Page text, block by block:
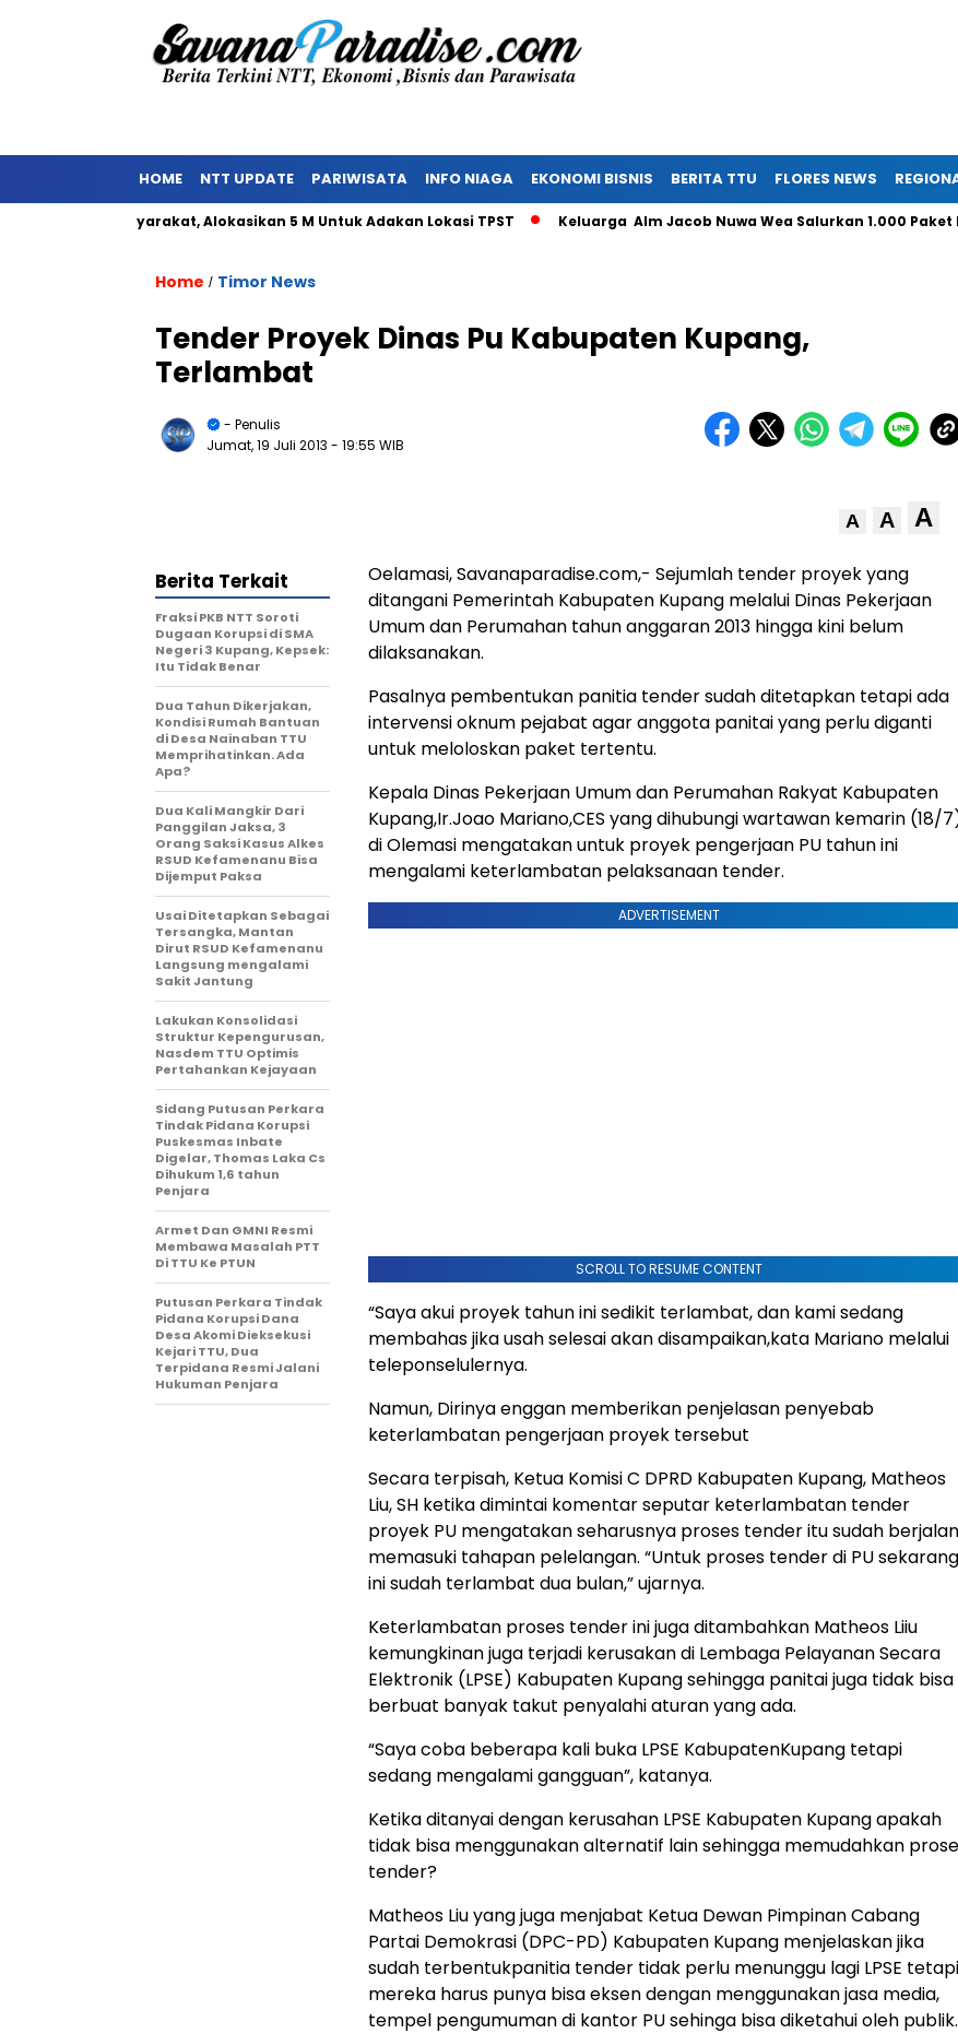
HOME NTT UPDATE PARIWISATA INFO NIAGA EKONOMI BISNIS BERITA TTU FLORES NEWS
Masyarakat, Alokasikan 5 M Untuk Adakan Lokasi TPST Keluarga Alm Jacob Nuwa Wea Salurkan 1.000 Paket
Home / Timor News
Tender Proyek Dinas Pu Kabupaten Kupang,
Terlambat
- Penulis
Jumat, 19 Juli 2013 - 19:55 WIB
A A A
Oelamasi, Savanaparadise.com,- Sejumlah tender proyek yang
ditangani Pemerintah Kabupaten Kupang melalui Dinas Pekerjaan
Umum dan Perumahan tahun anggaran 2013 hingga kini belum
dilaksanakan.
Pasalnya pembentukan panitia tender sudah ditetapkan tetapi ada
intervensi oknum pejabat agar anggota panitai yang perlu diganti
untuk meloloskan paket tertentu.
Kepala Dinas Pekerjaan Umum dan Perumahan Rakyat Kabupaten
Kupang,Ir.Joao Mariano,CES yang dihubungi wartawan kemarin (18/
di Olemasi mengatakan untuk proyek pengerjaan PU tahun ini
mengalami keterlambatan pelaksanaan tender.
ADVERTISEMENT
SCROLL TO RESUME CONTENT
“Saya akui proyek tahun ini sedikit terlambat, dan kami sedang
membahas jika usah selesai akan disampaikan,kata Mariano melalui
teleponselulernya.
Namun, Dirinya enggan memberikan penjelasan penyebab
keterlambatan pengerjaan proyek tersebut
Secara terpisah, Ketua Komisi C DPRD Kabupaten Kupang, Matheos
Liu, SH ketika dimintai komentar seputar keterlambatan tender
proyek PU mengatakan seharusnya proses tender itu sudah berjalan
memasuki tahapan pelelangan. “Untuk proses tender di PU sekarang
ini sudah terlambat dua bulan,” ujarnya.
Keterlambatan proses tender ini juga ditambahkan Matheos Liiu
kemungkinan juga terjadi kerusakan di Lembaga Pelayanan Secara
Elektronik (LPSE) Kabupaten Kupang sehingga panitai juga tidak bisa
berbuat banyak takut penyalahi aturan yang ada.
“Saya coba beberapa kali buka LPSE KabupatenKupang tetapi
sedang mengalami gangguan”, katanya.
Ketika ditanyai dengan kerusahan LPSE Kabupaten Kupang apakah
tidak bisa menggunakan alternatif lain sehingga memudahkan
tender?
Matheos Liu yang juga menjabat Ketua Dewan Pimpinan Cabang
Partai Demokrasi (DPC-PD) Kabupaten Kupang menjelaskan jika
sudah terbentukpanitia tender tidak perlu menunggu lagi LPSE tetapi
mereka harus punya bisa eksen dengan menggunakan jasa media,
tempel pengumuman di kantor PU sehinga bisa diketahui oleh
Berita Terkait
Fraksi PKB NTT Soroti
Dugaan Korupsi di SMA
Negeri 3 Kupang, Kepsek:
Itu Tidak Benar
Dua Tahun Dikerjakan,
Kondisi Rumah Bantuan
di Desa Nainaban TTU
Memprihatinkan. Ada
Apa?
Dua Kali Mangkir Dari
Panggilan Jaksa, 3
Orang Saksi Kasus Alkes
RSUD Kefamenanu Bisa
Dijemput Paksa
Usai Ditetapkan Sebagai
Tersangka, Mantan
Dirut RSUD Kefamenanu
Langsung mengalami
Sakit Jantung
Lakukan Konsolidasi
Struktur Kepengurusan,
Nasdem TTU Optimis
Pertahankan Kejayaan
Sidang Putusan Perkara
Tindak Pidana Korupsi
Puskesmas Inbate
Digelar, Thomas Laka Cs
Dihukum 1,6 tahun
Penjara
Armet Dan GMNI Resmi
Membawa Masalah PTT
Di TTU Ke PTUN
Putusan Perkara Tindak
Pidana Korupsi Dana
Desa Akomi Dieksekusi
Kejari TTU, Dua
Terpidana Resmi Jalani
Hukuman Penjara